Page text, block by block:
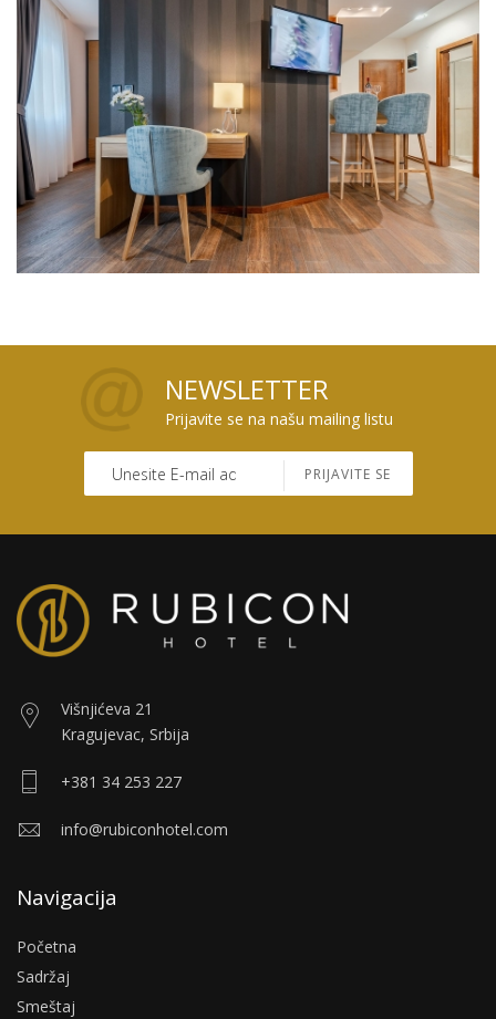
NEWSLETTER
Prijavite se na našu mailing listu
PRIJAVITE SE
Višnjićeva 21
Kragujevac, Srbija
+381 34 253 227
info@rubiconhotel.com
Navigacija
Početna
Sadržaj
Smeštaj